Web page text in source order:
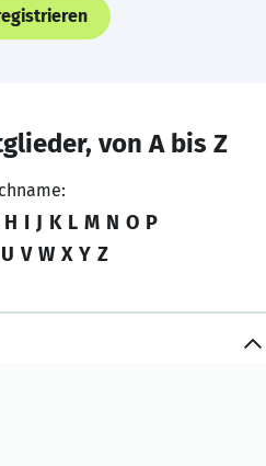
von A bis Z
H I J K L M N O P
U V W X Y Z